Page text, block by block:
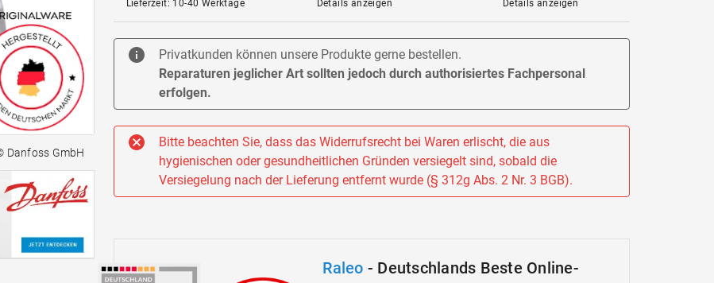
Danfoss GmbH
Lieferzeit: 10-40 Werktage Details anzeigen Details anzeigen
Privatkunden können unsere Produkte gerne bestellen.
Reparaturen jeglicher Art sollten jedoch durch authorisiertes Fachpersonal
erfolgen.
Bitte beachten Sie, dass das Widerrufsrecht bei Waren erlischt, die aus
hygienischen oder gesundheitlichen Gründen versiegelt sind, sobald die
Versiegelung nach der Lieferung entfernt wurde (§ 312g Abs. 2 Nr. 3 BGB).
Raleo - Deutschlands Beste Online-